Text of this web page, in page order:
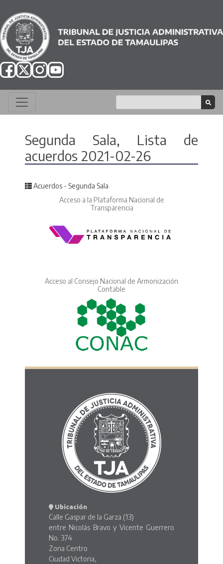
Segunda Sala, Lista de
acuerdos 2021-02-26
Posted in
Acuerdos - Segunda Sala
Acceso a la Plataforma Nacional de
Transparencia
Acceso al Consejo Nacional de Armonización
Contable
Ubicación
Calle Gaspar de la Garza (13)
entre Nicolás Bravo y Vicente Guerrero
No. 374
Zona Centro
Ciudad Victoria,